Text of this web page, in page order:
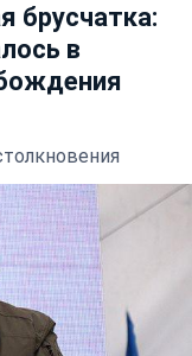
брусчатка:
в